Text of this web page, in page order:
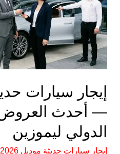
— أحدث العروض
الدولي ليموزين
إيجار سيارات حديثة موديل 2026
موديل
2026
—
أحدث
العروض
الدولي
ليموزين